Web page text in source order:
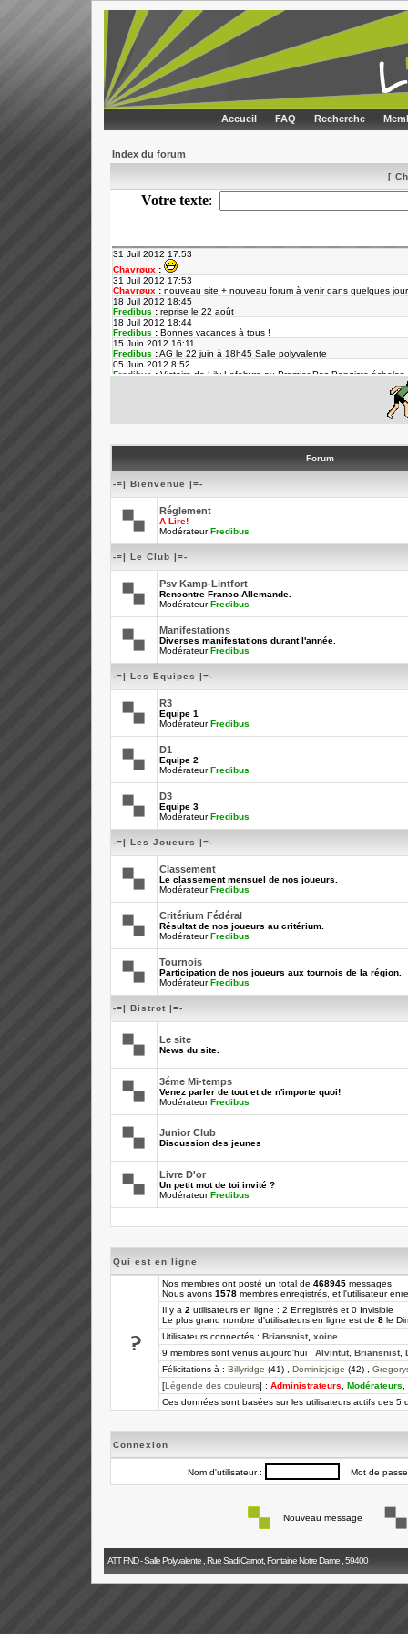
Accueil FAQ Recherche
Index du forum
[
Forum
-=| Bienvenue |=-
Réglement
A Lire!
ModérateurFredibus
-=| Le Club |=-
Psv Kamp-Lintfort
Rencontre Franco-Allemande.
ModérateurFredibus
Manifestations
Diverses manifestations durant l'année.
ModérateurFredibus
-=| Les Equipes |=-
R3
Equipe 1
ModérateurFredibus
D1
Equipe 2
ModérateurFredibus
D3
Equipe 3
ModérateurFredibus
-=| Les Joueurs |=-
Classement
Le classement mensuel de nos joueurs.
ModérateurFredibus
Critérium Fédéral
Résultat de nos joueurs au critérium.
ModérateurFredibus
Tournois
Participation de nos joueurs aux tournois de la région.
ModérateurFredibus
-=| Bistrot |=-
Le site
News du site.
3éme Mi-temps
Venez parler de tout et de n'importe quoi!
ModérateurFredibus
Junior Club
Discussion des jeunes
Livre D'or
Un petit mot de toi invité ?
ModérateurFredibus
Qui est en ligne
Nos membres ont posté un total de 468945 messages
Nous avons 1578 membres enregistrés, et l'utilisateur
Il y a 2 utilisateurs en ligne : 2 Enregistrés et 0 Invisible
Le plus grand nombre d'utilisateurs en ligne est de 8 le
Utilisateurs connectés : Briansnist, xoine
9 membres sont venus aujourd'hui : Alvintut, Briansnist,
Félicitations à : Billyridge (41) , Dominicjoige (42) ,
[Légende des couleurs] : Administrateurs Modérateurs
Ces données sont basées sur les utilisateurs actifs des 5
Connexion
Nom d'utilisateur : Mot de
Nouveau message
ATT FND - Salle Polyvalente , Rue Sadi Carnot, Fontaine Notre Dame , 59400